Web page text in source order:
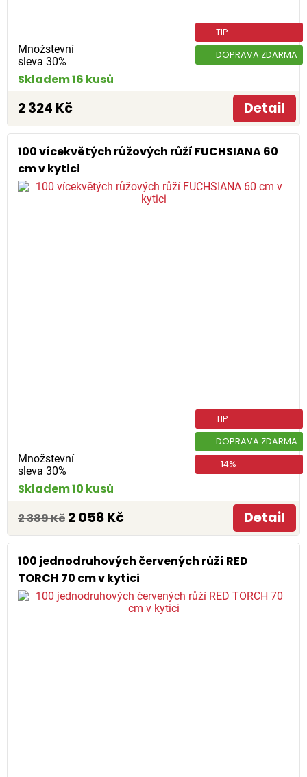
Množstevní
sleva 30%
TIP
DOPRAVA ZDARMA
Skladem 16 kusů
2 324 Kč Detail
100 vícekvětých růžových růží FUCHSIANA 60
cm v kytici
Množstevní
sleva 30%
TIP
DOPRAVA ZDARMA
-14%
Skladem 10 kusů
2 389 Kč 2 058 Kč Detail
100 jednodruhových červených růží RED
TORCH 70 cm v kytici